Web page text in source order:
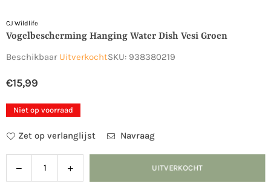
CJ Wildlife
Vogelbescherming Hanging Water Dish Vesi Groen
Beschikbaar UitverkochtSKU: 938380219
Normale
prijs
€15,99
Niet op voorraad
Zet op verlanglijst Navraag
Hoeveelheid
Verlaag
de
Verhoog
de
UITVERKOCHT